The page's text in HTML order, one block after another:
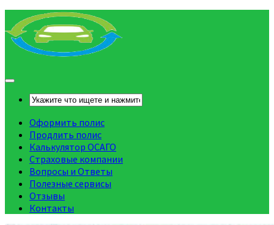
Оформить полис
Продлить полис
Калькулятор ОСАГО
Страховые компании
Вопросы и Ответы
Полезные сервисы
Отзывы
Контакты